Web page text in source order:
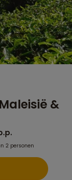
&
2 personen